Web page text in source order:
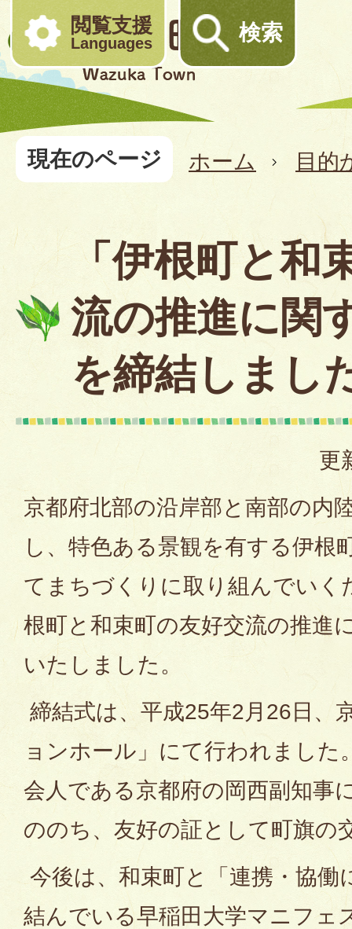
閲覧支援
Languages 検索
現在のページ ホーム 目的
「伊根町と和
流の推進に関
を締結しまし
更
京都府北部の沿岸部と南部の内
し、特色ある景観を有する伊根
てまちづくりに取り組んでいく
根町と和束町の友好交流の推進
いたしました。
締結式は、平成25年2月26日、
ョンホール」にて行われました
会人である京都府の岡西副知事
ののち、友好の証として町旗の
今後は、和束町と「連携・協働
結んでいる早稲田大学マニフェ